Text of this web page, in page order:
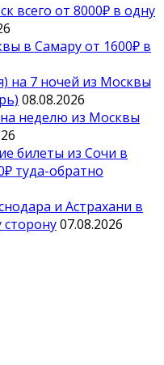
всего от 8000₽ в одну
в Самару от 1600₽ в
на 7 ночей из Москвы
08.08.2026
неделю из Москвы
билеты из Сочи в
туда-обратно
и Астрахани в
07.08.2026